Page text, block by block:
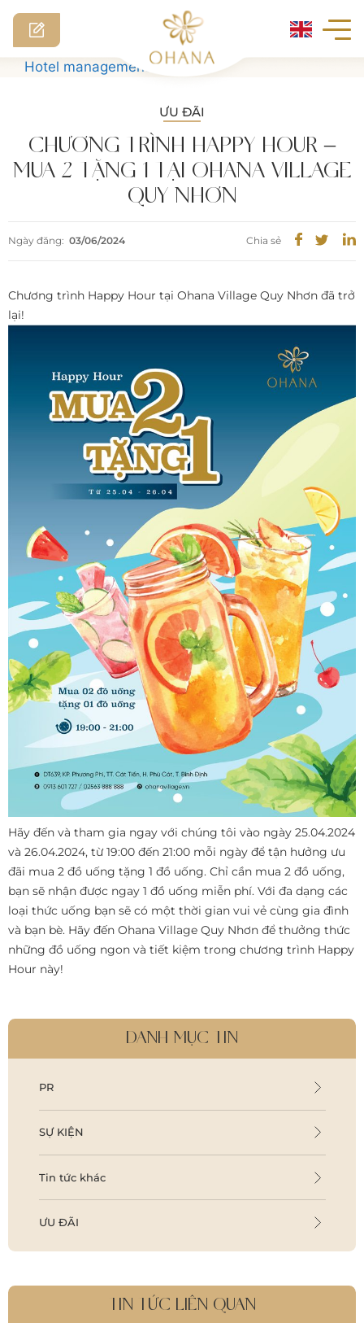
SkipHotel management software
ƯU ĐÃI
CHƯƠNG TRÌNH HAPPY HOUR –
MUA 2 TẶNG 1 TẠI OHANA VILLAGE
QUY NHƠN
Ngày đăng: 03/06/2024 Chia sẻ
Chương trình Happy Hour tại Ohana Village Quy Nhơn đã trở
lại!
Hãy đến và tham gia ngay với chúng tôi vào ngày 25.04.2024
và 26.04.2024, từ 19:00 đến 21:00 mỗi ngày để tận hưởng ưu
đãi mua 2 đồ uống tặng 1 đồ uống. Chỉ cần mua 2 đồ uống,
bạn sẽ nhận được ngay 1 đồ uống miễn phí. Với đa dạng các
loại thức uống bạn sẽ có một thời gian vui vẻ cùng gia đình
và bạn bè. Hãy đến Ohana Village Quy Nhơn để thưởng thức
những đồ uống ngon và tiết kiệm trong chương trình Happy
Hour này!
DANH MỤC TIN
PR
SỰ KIỆN
Tin tức khác
ƯU ĐÃI
TIN TỨC LIÊN QUAN